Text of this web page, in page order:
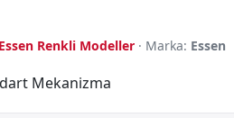
Essen Renkli Modeller · Marka: Essen
Mekanizma